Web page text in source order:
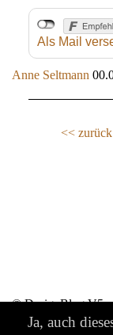
Als Mail
Anne Seltmann
<< zurück
© DesignBlog V5
Ja, auch